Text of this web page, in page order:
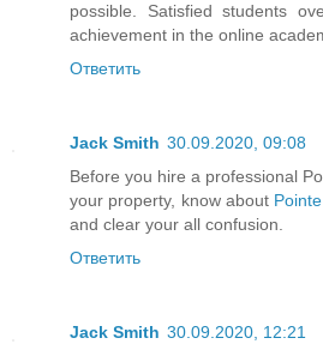
possible. Satisfied students
achievement in the online
Ответить
Jack Smith 30.09.2020, 09:08
Before you hire a professional
your property, know about
and clear your all confusion.
Ответить
Jack Smith 30.09.2020, 12:21